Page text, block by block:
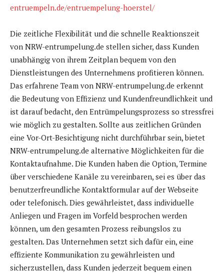
entruempeln.de/entruempelung-hoerstel/
Die zeitliche Flexibilität und die schnelle Reaktionszeit
von NRW-entrumpelung.de stellen sicher, dass Kunden
unabhängig von ihrem Zeitplan bequem von den
Dienstleistungen des Unternehmens profitieren können.
Das erfahrene Team von NRW-entrumpelung.de erkennt
die Bedeutung von Effizienz und Kundenfreundlichkeit und
ist darauf bedacht, den Entrümpelungsprozess so stressfrei
wie möglich zu gestalten. Sollte aus zeitlichen Gründen
eine Vor-Ort-Besichtigung nicht durchführbar sein, bietet
NRW-entrumpelung.de alternative Möglichkeiten für die
Kontaktaufnahme. Die Kunden haben die Option, Termine
über verschiedene Kanäle zu vereinbaren, sei es über das
benutzerfreundliche Kontaktformular auf der Webseite
oder telefonisch. Dies gewährleistet, dass individuelle
Anliegen und Fragen im Vorfeld besprochen werden
können, um den gesamten Prozess reibungslos zu
gestalten. Das Unternehmen setzt sich dafür ein, eine
effiziente Kommunikation zu gewährleisten und
sicherzustellen, dass Kunden jederzeit bequem einen